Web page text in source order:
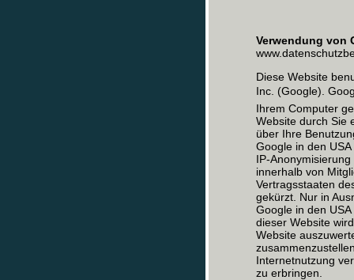
Verwendung
Diese Website
Inc. (Google).
Ihrem Computer
Website durch Sie
über Ihre
Google in den
IP-
innerhalb von
Vertragsstaaten
gekürzt. Nur in
Google in den
dieser Website
Website
Internetnutzung
zu erbringen.